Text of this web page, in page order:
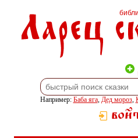
Ларец
Например: Баба яга, Дед мороз,